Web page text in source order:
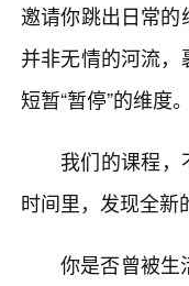
邀请你跳出日常
并非无情的河流
短暂“暂停”的维度。
我们的课程，
时间里，发现全新
你是否曾被生